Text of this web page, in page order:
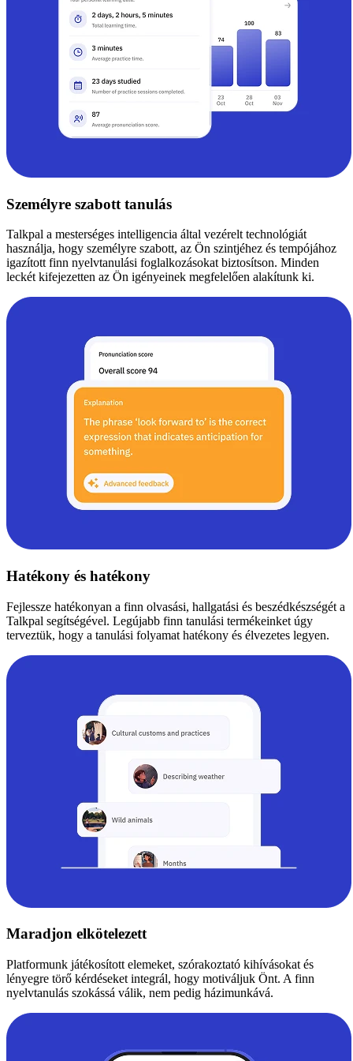
Személyre szabott tanulás
Talkpal a mesterséges intelligencia által vezérelt technológiát
használja, hogy személyre szabott, az Ön szintjéhez és tempójához
igazított finn nyelvtanulási foglalkozásokat biztosítson. Minden
leckét kifejezetten az Ön igényeinek megfelelően alakítunk ki.
Hatékony és hatékony
Fejlessze hatékonyan a finn olvasási, hallgatási és beszédkészségét a
Talkpal segítségével. Legújabb finn tanulási termékeinket úgy
terveztük, hogy a tanulási folyamat hatékony és élvezetes legyen.
Maradjon elkötelezett
Platformunk játékosított elemeket, szórakoztató kihívásokat és
lényegre törő kérdéseket integrál, hogy motiváljuk Önt. A finn
nyelvtanulás szokássá válik, nem pedig házimunkává.